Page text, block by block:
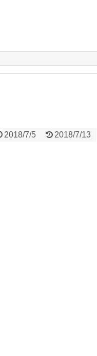
2018/7/5 2018/7/13